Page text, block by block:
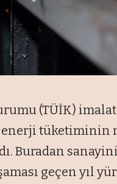
(TÜİK)
tüketiminin
Buradan
geçen yıl